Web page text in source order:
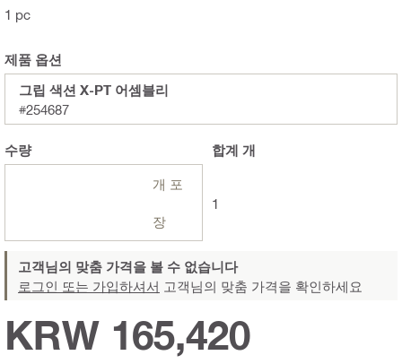
1 pc
제품 옵션
그립 색션 X-PT 어셈블리
#254687
수량
개 포
장
합계 개
1
고객님의 맞춤 가격을 볼 수 없습니다
로그인 또는 가입하셔서 고객님의 맞춤 가격을 확인하세요
KRW 165,420